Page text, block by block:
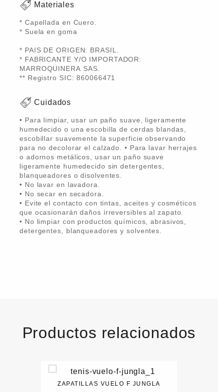
Materiales
* Capellada en Cuero.
* Suela en goma
* PAIS DE ORIGEN: BRASIL.
* FABRICANTE Y/O IMPORTADOR:
MARROQUINERA SAS.
** Registro SIC: 860066471
Cuidados
• Para limpiar, usar un paño suave, ligeramente
humedecido o una escobilla de cerdas blandas,
escobillar suavemente la superficie observando
para no decolorar el calzado. • Para lavar herrajes
o adornos metálicos, usar un paño suave
ligeramente humedecido sin detergentes,
blanqueadores o disolventes.
• No lavar en lavadora.
• No secar en secadora.
• Evite el contacto con tintas, aceites y cosméticos
que ocasionarán daños irreversibles al zapato.
• No limpiar con productos químicos, abrasivos,
detergentes, blanqueadores y solventes.
Productos relacionados
ZAPATILLAS VUELO F JUNGLA